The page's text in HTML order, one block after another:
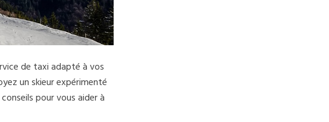
de taxi adapté à vos
un skieur expérimenté
pour vous aider à